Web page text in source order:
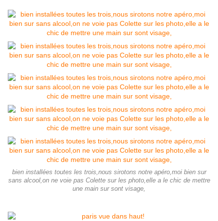
bien installées toutes les trois,nous sirotons notre apéro,moi bien sur
sans alcool,on ne voie pas Colette sur les photo,elle a le chic de mettre
une main sur sont visage,